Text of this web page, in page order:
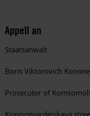
Appell an
Staatsanwalt
Boris Viktorovich
Prosecutor of